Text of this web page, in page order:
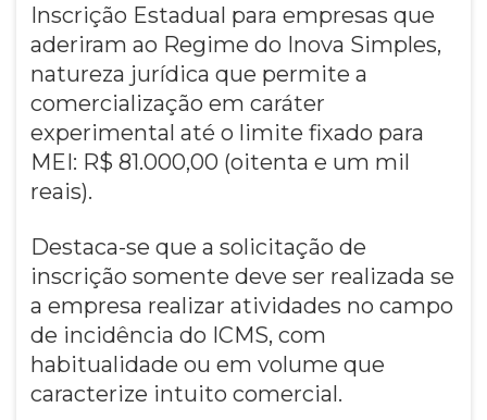
Inscrição Estadual para empresas que
aderiram ao Regime do Inova Simples,
natureza jurídica que permite a
comercialização em caráter
experimental até o limite fixado para
MEI: R$ 81.000,00 (oitenta e um mil
reais).
Destaca-se que a solicitação de
inscrição somente deve ser realizada se
a empresa realizar atividades no campo
de incidência do ICMS, com
habitualidade ou em volume que
caracterize intuito comercial.